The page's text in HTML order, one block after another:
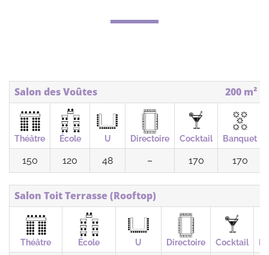
Salon des Voûtes 200 m²
Théâtre École U Directoire Cocktail Banquet
150 120 48 – 170 170
Salon Toit Terrasse (Rooftop)
Théâtre École U Directoire Cocktail